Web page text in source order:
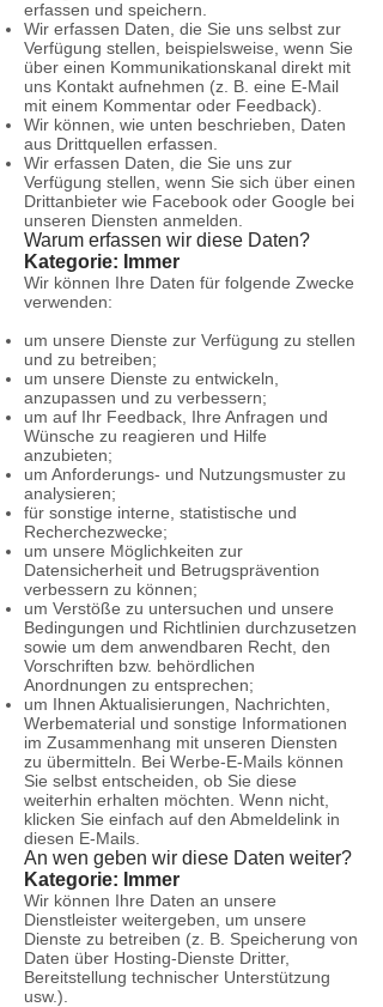
erfassen und speichern.
Wir erfassen Daten, die Sie uns selbst zur
Verfügung stellen, beispielsweise, wenn Sie
über einen Kommunikationskanal direkt mit
uns Kontakt aufnehmen (z. B. eine E-Mail
mit einem Kommentar oder Feedback).
Wir können, wie unten beschrieben, Daten
aus Drittquellen erfassen.
Wir erfassen Daten, die Sie uns zur
Verfügung stellen, wenn Sie sich über einen
Drittanbieter wie Facebook oder Google bei
unseren Diensten anmelden.
Warum erfassen wir diese Daten?
Kategorie: Immer
Wir können Ihre Daten für folgende Zwecke
verwenden:
um unsere Dienste zur Verfügung zu stellen
und zu betreiben;
um unsere Dienste zu entwickeln,
anzupassen und zu verbessern;
um auf Ihr Feedback, Ihre Anfragen und
Wünsche zu reagieren und Hilfe
anzubieten;
um Anforderungs- und Nutzungsmuster zu
analysieren;
für sonstige interne, statistische und
Recherchezwecke;
um unsere Möglichkeiten zur
Datensicherheit und Betrugsprävention
verbessern zu können;
um Verstöße zu untersuchen und unsere
Bedingungen und Richtlinien durchzusetzen
sowie um dem anwendbaren Recht, den
Vorschriften bzw. behördlichen
Anordnungen zu entsprechen;
um Ihnen Aktualisierungen, Nachrichten,
Werbematerial und sonstige Informationen
im Zusammenhang mit unseren Diensten
zu übermitteln. Bei Werbe-E-Mails können
Sie selbst entscheiden, ob Sie diese
weiterhin erhalten möchten. Wenn nicht,
klicken Sie einfach auf den Abmeldelink in
diesen E-Mails.
An wen geben wir diese Daten weiter?
Kategorie: Immer
Wir können Ihre Daten an unsere
Dienstleister weitergeben, um unsere
Dienste zu betreiben (z. B. Speicherung von
Daten über Hosting-Dienste Dritter,
Bereitstellung technischer Unterstützung
usw.).